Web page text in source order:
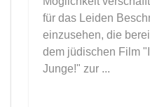
für das Leiden
einzusehen, die
dem jüdischen Film
Junge!" zur ...